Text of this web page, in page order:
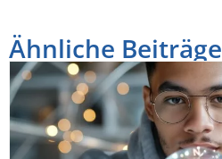
Ähnliche Beiträge